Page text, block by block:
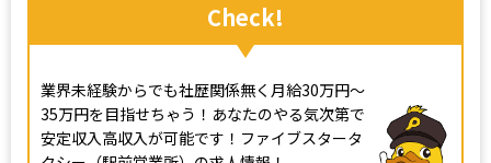
Check!
業界未経験からでも社歴関係無く月給30万円～
35万円を目指せちゃう！あなたのやる気次第で
安定収入高収入が可能です！ファイブスタータ